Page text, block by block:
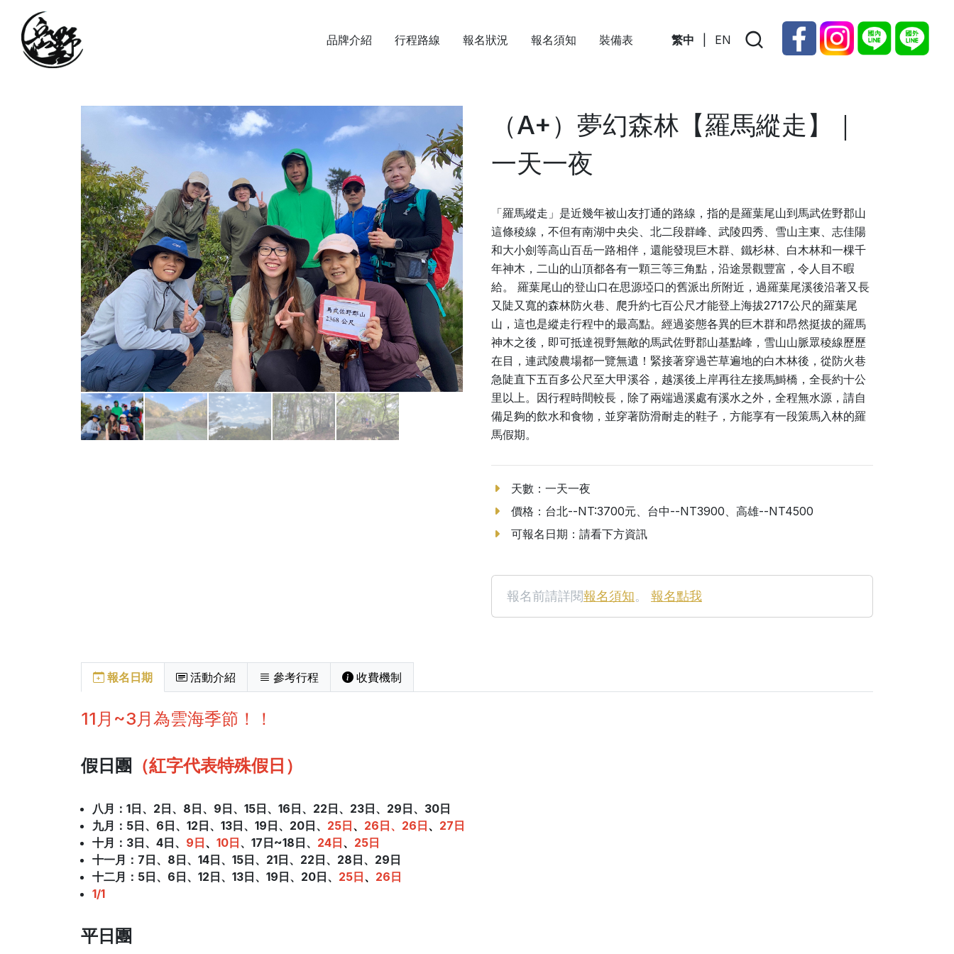
繁中 EN
品牌介紹 行程路線 報名狀況 報名須知 裝備表
（A+）夢幻森林【羅馬縱走】｜
一天一夜
「羅馬縱走」是近幾年被山友打通的路線，指的是羅葉尾山到馬武佐野郡山
這條稜線，不但有南湖中央尖、北二段群峰、武陵四秀、雪山主東、志佳陽
和大小劍等高山百岳一路相伴，還能發現巨木群、鐵杉林、白木林和一棵千
年神木，二山的山頂都各有一顆三等三角點，沿途景觀豐富，令人目不暇
給。 羅葉尾山的登山口在思源埡口的舊派出所附近，過羅葉尾溪後沿著又長
又陡又寬的森林防火巷、爬升約七百公尺才能登上海拔2717公尺的羅葉尾
山，這也是縱走行程中的最高點。經過姿態各異的巨木群和昂然挺拔的羅馬
神木之後，即可抵達視野無敵的馬武佐野郡山基點峰，雪山山脈眾稜線歷歷
在目，連武陵農場都一覽無遺！緊接著穿過芒草遍地的白木林後，從防火巷
急陡直下五百多公尺至大甲溪谷，越溪後上岸再往左接馬鰣橋，全長約十公
里以上。因行程時間較長，除了兩端過溪處有溪水之外，全程無水源，請自
備足夠的飲水和食物，並穿著防滑耐走的鞋子，方能享有一段策馬入林的羅
馬假期。
天數：一天一夜
價格：台北--NT:3700元、台中--NT3900、高雄--NT4500
可報名日期：請看下方資訊
報名前請詳閱報名須知。 報名點我
報名日期 活動介紹 參考行程 收費機制
11月~3月為雲海季節！！
假日團 （紅字代表特殊假日）
八月：1日、 2日、8日、 9日、15日、 16日、22日、 23日、29日、 30日
九月：5日、 6日、12日、 13日、19日、 20日、 25日、 26日、26日、 27日
十月 ：3日、 4日、 9日、 10日、17日~18日、 24日、 25日
十一月 ：7日、 8日、14日、 15日、21日、 22日、28日、 29日
十二月 ：5日、 6日、12日、 13日、19日、 20日、 25日、 26日
1/1
平日團